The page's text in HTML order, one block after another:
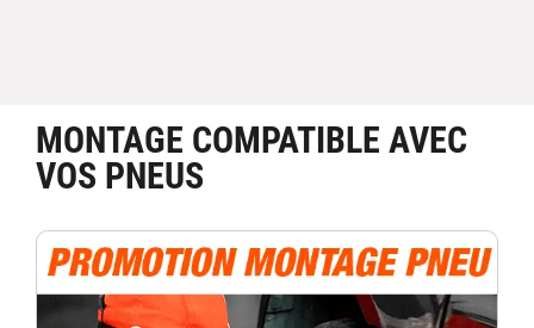
MONTAGE COMPATIBLE AVEC
VOS PNEUS